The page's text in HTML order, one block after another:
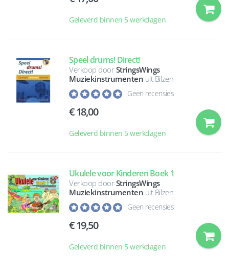
Geleverd binnen 5 werkdagen
Speel drums! Direct!
Verkoop doorStringsWings
Muziekinstrumenten uit Bilzen
Geen recensies
18,00
Geleverd binnen 5 werkdagen
Ukulele voor Kinderen Boek 1
Verkoop doorStringsWings
Muziekinstrumenten uit Bilzen
Geen recensies
19,50
Geleverd binnen 5 werkdagen